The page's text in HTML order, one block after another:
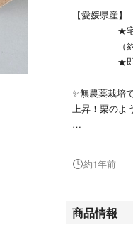
【愛媛県産
★宅急便
（約
★即購
✨無農薬栽培
上昇！栗のよ
✨軽く土を
✨宅急便コン
約1年前
商品情報